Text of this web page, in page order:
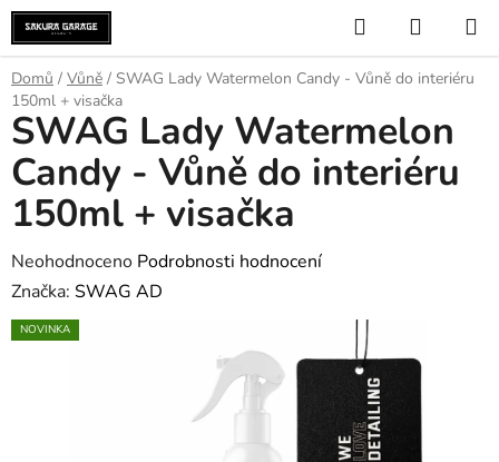
Přejít
na
obsah
Hledat
KOŠÍK
Domů / Vůně / SWAG Lady Watermelon Candy - Vůně do interiéru
150ml + visačka
SWAG Lady Watermelon
Candy - Vůně do interiéru
150ml + visačka
Průměrné
hodnocení
produktu
Neohodnoceno Podrobnosti hodnocení
Značka: SWAG AD
NOVINKA